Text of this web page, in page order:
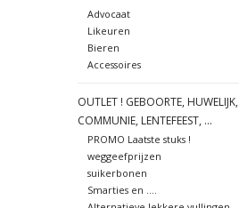
Advocaat
Likeuren
Bieren
Accessoires
OUTLET ! GEBOORTE, HUWELIJK,
COMMUNIE, LENTEFEEST, ...
PROMO Laatste stuks !
weggeefprijzen
suikerbonen
Smarties en ....